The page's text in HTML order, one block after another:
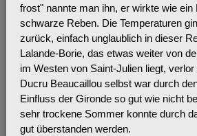
frost" nannte man ihn, er wirkte wie ein
schwarze Reben. Die Temperaturen
zurück, einfach unglaublich in dieser
Lalande-Borie, das etwas weiter von
im Westen von Saint-Julien liegt,
Ducru Beaucaillou selbst war durch
Einfluss der Gironde so gut wie nicht
sehr trockene Sommer konnte durch
gut überstanden werden.